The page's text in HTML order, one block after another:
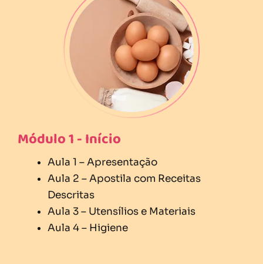
Módulo 1 - Início
Aula 1 – Apresentação
Aula 2 – Apostila com Receitas
Descritas
Aula 3 – Utensílios e Materiais
Aula 4 – Higiene